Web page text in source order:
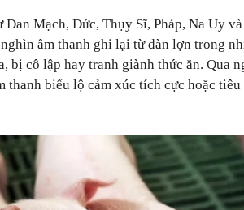
Đan Mạch, Đức, Thụy Sĩ, Pháp, Na Uy
âm thanh ghi lại từ đàn lợn trong
bị cô lập hay tranh giành thức ăn. Qua
thanh biểu lộ cảm xúc tích cực hoặc